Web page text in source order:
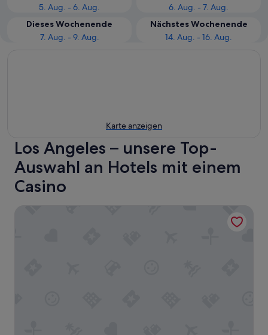
5. Aug. - 6. Aug.
6. Aug. - 7. Aug.
Dieses Wochenende
7. Aug. - 9. Aug.
Nächstes Wochenende
14. Aug. - 16. Aug.
Karte anzeigen
Los Angeles – unsere Top-
Auswahl an Hotels mit einem
Casino